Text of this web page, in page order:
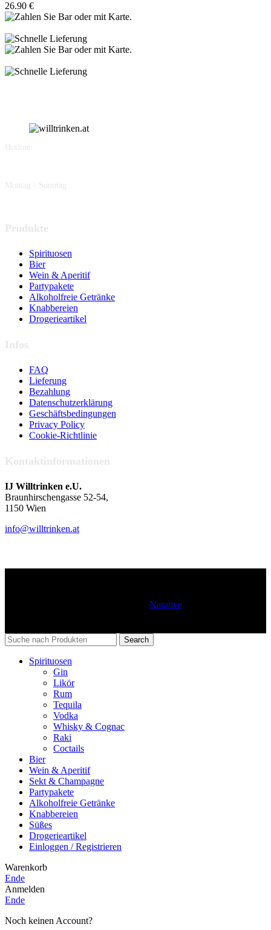
26.90 €
Hotline:
Montag - Sonntag
Produkte
Spirituosen
Bier
Wein & Aperitif
Partypakete
Alkoholfreie Getränke
Knabbereien
Drogerieartikel
Infos
FAQ
Lieferung
Bezahlung
Datenschutzerklärung
Geschäftsbedingungen
Privacy Policy
Cookie-Richtlinie
Kontaktinformationen
IJ Willtrinken e.U.
Braunhirschengasse 52-54,
1150 Wien
info@willtrinken.at
Narative
Search
Spirituosen
Gin
Likör
Rum
Tequila
Vodka
Whisky & Cognac
Raki
Coctails
Bier
Wein & Aperitif
Sekt & Champagne
Partypakete
Alkoholfreie Getränke
Knabbereien
Süßes
Drogerieartikel
Einloggen / Registrieren
Warenkorb
Ende
Anmelden
Ende
Noch keinen Account?